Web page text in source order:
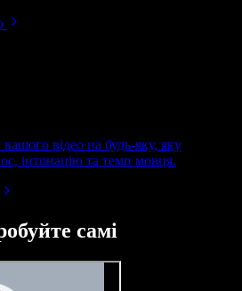
відео на будь-яку, яку
інтонацію та темп мовця.
самі